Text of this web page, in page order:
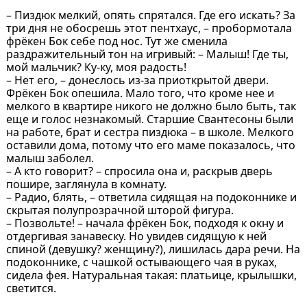
– Пиздюк мелкий, опять спрятался. Где его искать? За
три дня не обосрешь этот пентхаус, – пробормотала
фрёкен Бок себе под нос. Тут же сменила
раздражительный тон на игривый: – Малыш! Где ты,
мой мальчик? Ку-ку, моя радость!
– Нет его, – донеслось из-за приоткрытой двери.
Фрёкен Бок опешила. Мало того, что кроме нее и
мелкого в квартире никого не должно было быть, так
еще и голос незнакомый. Старшие Свантесоны были
на работе, брат и сестра пиздюка – в школе. Мелкого
оставили дома, потому что его маме показалось, что
малыш заболел.
– А кто говорит? – спросила она и, раскрыв дверь
пошире, заглянула в комнату.
– Радио, блять, – ответила сидящая на подоконнике и
скрытая полупрозрачной шторой фигура.
– Позвольте! – начала фрёкен Бок, подходя к окну и
отдергивая занавеску. Но увидев сидящую к ней
спиной (девушку? женщину?), лишилась дара речи. На
подоконнике, с чашкой остывающего чая в руках,
сидела фея. Натуральная такая: платьице, крылышки,
светится.